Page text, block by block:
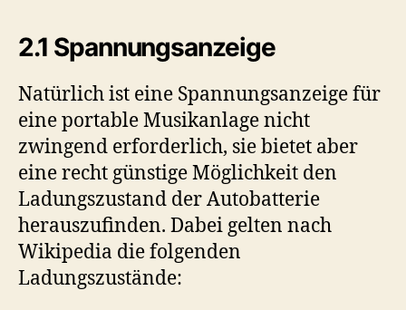
2.1 Spannungsanzeige
Natürlich ist eine Spannungsanzeige für
eine portable Musikanlage nicht
zwingend erforderlich, sie bietet aber
eine recht günstige Möglichkeit den
Ladungszustand der Autobatterie
herauszufinden. Dabei gelten nach
Wikipedia die folgenden
Ladungszustände: